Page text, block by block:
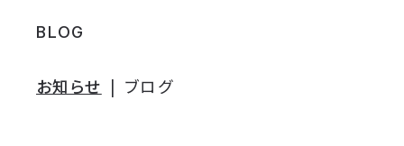
BLOG
お知らせ ブログ